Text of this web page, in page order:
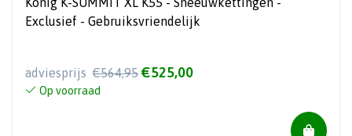
Exclusief - Gebruiksvriendelijk
adviesprijs €564,95 €525,00
Op voorraad